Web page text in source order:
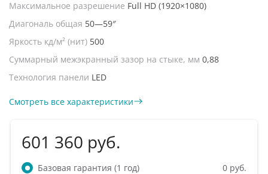
Максимальное разрешение Full HD (1920×1080)
Диагональ общая 50—59″
Яркость кд/м² (нит) 500
Суммарный межэкранный зазор на стыке, мм 0,88
Технология панели LED
Смотреть все характеристики
601 360 руб.
Базовая гарантия (1 год)
0 руб.